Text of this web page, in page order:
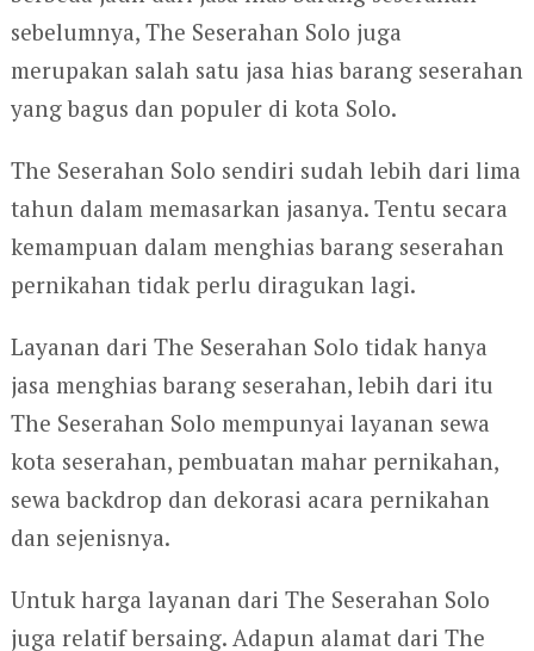
sebelumnya, The Seserahan Solo juga
merupakan salah satu jasa hias barang seserahan
yang bagus dan populer di kota Solo.
The Seserahan Solo sendiri sudah lebih dari lima
tahun dalam memasarkan jasanya. Tentu secara
kemampuan dalam menghias barang seserahan
pernikahan tidak perlu diragukan lagi.
Layanan dari The Seserahan Solo tidak hanya
jasa menghias barang seserahan, lebih dari itu
The Seserahan Solo mempunyai layanan sewa
kota seserahan, pembuatan mahar pernikahan,
sewa backdrop dan dekorasi acara pernikahan
dan sejenisnya.
Untuk harga layanan dari The Seserahan Solo
juga relatif bersaing. Adapun alamat dari The